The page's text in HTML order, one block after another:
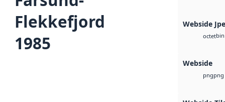
Flekkefjord
1985
Webside
octetbin
Webside
pngpng